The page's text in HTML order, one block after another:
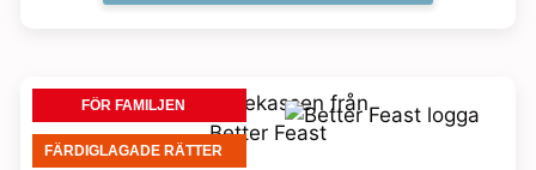
FÖR FAMILJEN
FÄRDIGLAGADE RÄTTER